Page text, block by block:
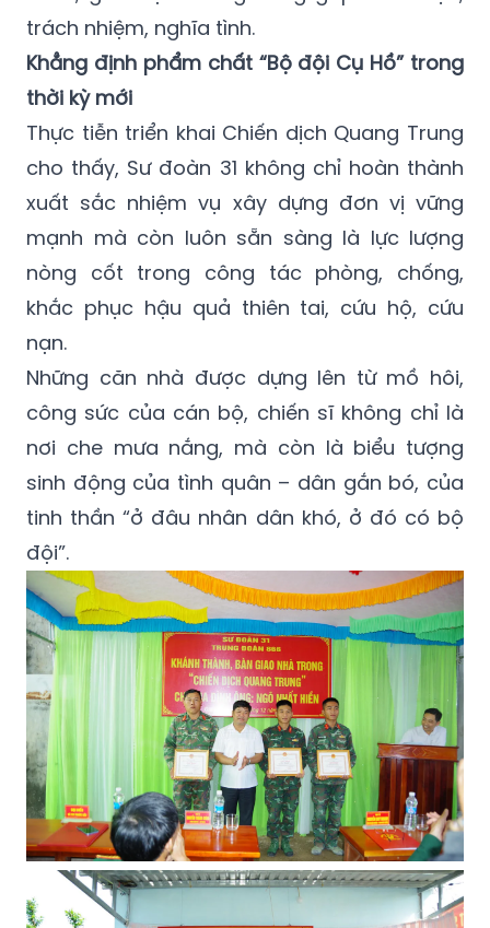
trách nhiệm, nghĩa tình.
Khẳng định phẩm chất “Bộ đội Cụ Hồ” trong
thời kỳ mới
Thực tiễn triển khai Chiến dịch Quang Trung
cho thấy, Sư đoàn 31 không chỉ hoàn thành
xuất sắc nhiệm vụ xây dựng đơn vị vững
mạnh mà còn luôn sẵn sàng là lực lượng
nòng cốt trong công tác phòng, chống,
khắc phục hậu quả thiên tai, cứu hộ, cứu
nạn.
Những căn nhà được dựng lên từ mồ hôi,
công sức của cán bộ, chiến sĩ không chỉ là
nơi che mưa nắng, mà còn là biểu tượng
sinh động của tình quân – dân gắn bó, của
tinh thần “ở đâu nhân dân khó, ở đó có bộ
đội”.